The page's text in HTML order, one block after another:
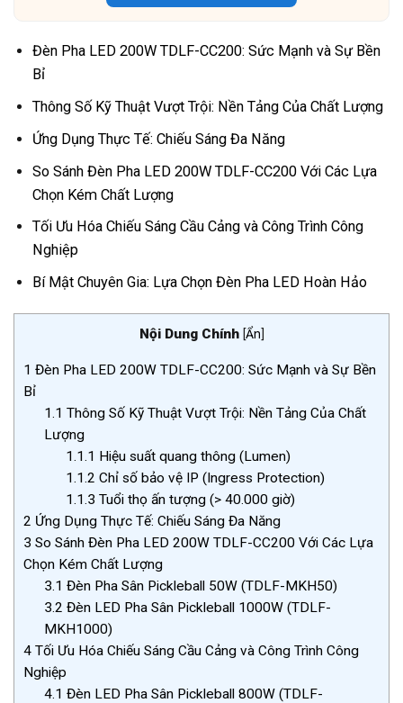
Đèn Pha LED 200W TDLF-CC200: Sức Mạnh và Sự Bền
Bỉ
Thông Số Kỹ Thuật Vượt Trội: Nền Tảng Của Chất Lượng
Ứng Dụng Thực Tế: Chiếu Sáng Đa Năng
So Sánh Đèn Pha LED 200W TDLF-CC200 Với Các Lựa
Chọn Kém Chất Lượng
Tối Ưu Hóa Chiếu Sáng Cầu Cảng và Công Trình Công
Nghiệp
Bí Mật Chuyên Gia: Lựa Chọn Đèn Pha LED Hoàn Hảo
Nội Dung Chính [Ẩn]
1 Đèn Pha LED 200W TDLF-CC200: Sức Mạnh và Sự Bền
Bỉ
1.1 Thông Số Kỹ Thuật Vượt Trội: Nền Tảng Của Chất
Lượng
1.1.1 Hiệu suất quang thông (Lumen)
1.1.2 Chỉ số bảo vệ IP (Ingress Protection)
1.1.3 Tuổi thọ ấn tượng (> 40.000 giờ)
2 Ứng Dụng Thực Tế: Chiếu Sáng Đa Năng
3 So Sánh Đèn Pha LED 200W TDLF-CC200 Với Các Lựa
Chọn Kém Chất Lượng
3.1 Đèn Pha Sân Pickleball 50W (TDLF-MKH50)
3.2 Đèn LED Pha Sân Pickleball 1000W (TDLF-
MKH1000)
4 Tối Ưu Hóa Chiếu Sáng Cầu Cảng và Công Trình Công
Nghiệp
4.1 Đèn LED Pha Sân Pickleball 800W (TDLF-